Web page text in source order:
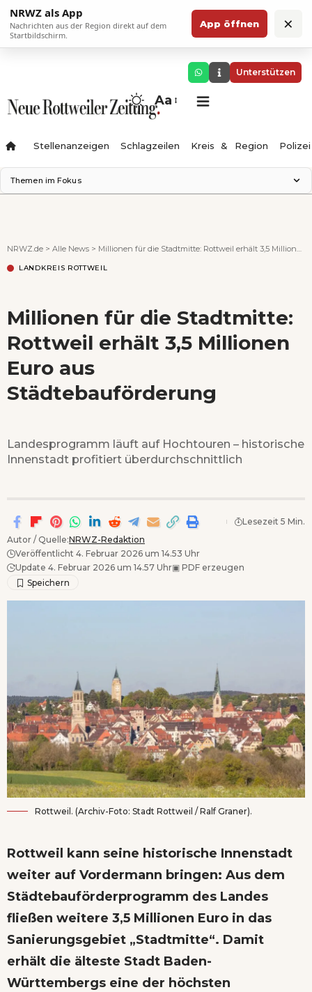
NRWZ als App
Nachrichten aus der Region direkt auf dem
Startbildschirm.
App öffnen ×
Unterstützen
Aa
Stellenanzeigen Schlagzeilen Kreis & Region Polizei
Themen im Fokus
Ferienzauber '26
Testturm
Wenn Orte erzählen ...
- Anzeige -
NRWZ.de > Alle News > Millionen für die Stadtmitte: Rottweil erhält 3,5 Millionen Euro aus Städtebauförderung
LANDKREIS ROTTWEIL
Millionen für die Stadtmitte:
Rottweil erhält 3,5 Millionen
Euro aus
Städtebauförderung
Landesprogramm läuft auf Hochtouren – historische
Innenstadt profitiert überdurchschnittlich
Autor / Quelle:NRWZ-Redaktion
Veröffentlicht 4. Februar 2026 um 14.53 Uhr
Update 4. Februar 2026 um 14.57 Uhr▣ PDF erzeugen
Lesezeit 5 Min.
Rottweil. (Archiv-Foto: Stadt Rottweil / Ralf Graner).
Rottweil kann seine historische Innenstadt
weiter auf Vordermann bringen: Aus dem
Städtebauförderprogramm des Landes
fließen weitere 3,5 Millionen Euro in das
Sanierungsgebiet „Stadtmitte“. Damit
erhält die älteste Stadt Baden-
Württembergs eine der höchsten